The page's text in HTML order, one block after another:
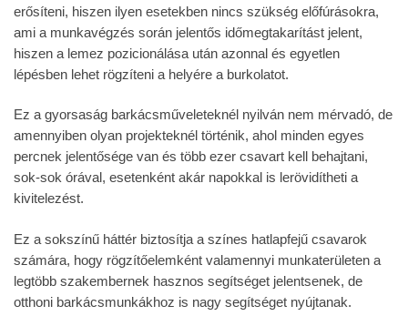
erősíteni, hiszen ilyen esetekben nincs szükség előfúrásokra,
ami a munkavégzés során jelentős időmegtakarítást jelent,
hiszen a lemez pozicionálása után azonnal és egyetlen
lépésben lehet rögzíteni a helyére a burkolatot.
Ez a gyorsaság barkácsműveleteknél nyilván nem mérvadó, de
amennyiben olyan projekteknél történik, ahol minden egyes
percnek jelentősége van és több ezer csavart kell behajtani,
sok-sok órával, esetenként akár napokkal is lerövidítheti a
kivitelezést.
Ez a sokszínű háttér biztosítja a színes hatlapfejű csavarok
számára, hogy rögzítőelemként valamennyi munkaterületen a
legtöbb szakembernek hasznos segítséget jelentsenek, de
otthoni barkácsmunkákhoz is nagy segítséget nyújtanak.